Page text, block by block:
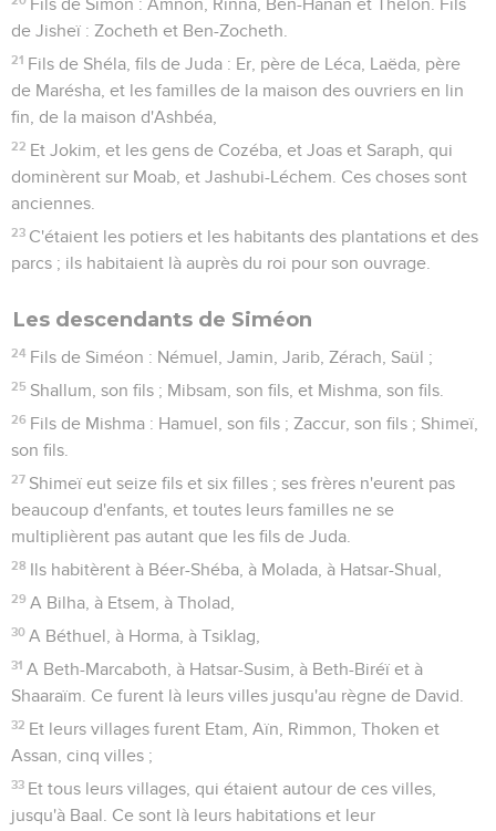
Fils de Simon : Amnon, Rinna, Ben-Hanan et Thélon. Fils
de Jisheï : Zocheth et Ben-Zocheth.
21 Fils de Shéla, fils de Juda : Er, père de Léca, Laëda, père
de Marésha, et les familles de la maison des ouvriers en lin
fin, de la maison d'Ashbéa,
22 Et Jokim, et les gens de Cozéba, et Joas et Saraph, qui
dominèrent sur Moab, et Jashubi-Léchem. Ces choses sont
anciennes.
23 C'étaient les potiers et les habitants des plantations et des
parcs ; ils habitaient là auprès du roi pour son ouvrage.
Les descendants de Siméon
24 Fils de Siméon : Némuel, Jamin, Jarib, Zérach, Saül ;
25 Shallum, son fils ; Mibsam, son fils, et Mishma, son fils.
26 Fils de Mishma : Hamuel, son fils ; Zaccur, son fils ; Shimeï,
son fils.
27 Shimeï eut seize fils et six filles ; ses frères n'eurent pas
beaucoup d'enfants, et toutes leurs familles ne se
multiplièrent pas autant que les fils de Juda.
28 Ils habitèrent à Béer-Shéba, à Molada, à Hatsar-Shual,
29 A Bilha, à Etsem, à Tholad,
30 A Béthuel, à Horma, à Tsiklag,
31 A Beth-Marcaboth, à Hatsar-Susim, à Beth-Biréï et à
Shaaraïm. Ce furent là leurs villes jusqu'au règne de David.
32 Et leurs villages furent Etam, Aïn, Rimmon, Thoken et
Assan, cinq villes ;
33 Et tous leurs villages, qui étaient autour de ces villes,
jusqu'à Baal. Ce sont là leurs habitations et leur